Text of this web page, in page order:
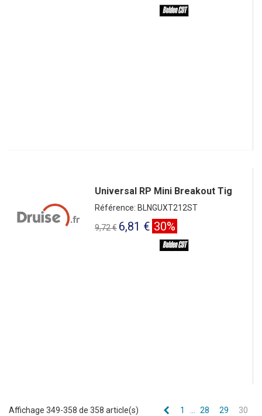
Universal RP Mini Breakout Tig
Référence: BLNGUXT212ST
9,72 € 6,81 € 30%
Affichage 349-358 de 358 article(s) Précédent
1 … 28 29 30